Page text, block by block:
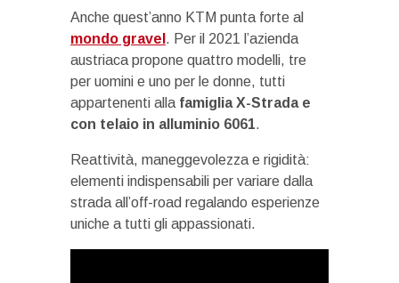
Anche quest’anno KTM punta forte al
mondo gravel . Per il 2021 l’azienda
austriaca propone quattro modelli, tre
per uomini e uno per le donne, tutti
appartenenti alla famiglia X-Strada e
con telaio in alluminio 6061.
Reattività, maneggevolezza e rigidità:
elementi indispensabili per variare dalla
strada all’off-road regalando esperienze
uniche a tutti gli appassionati.